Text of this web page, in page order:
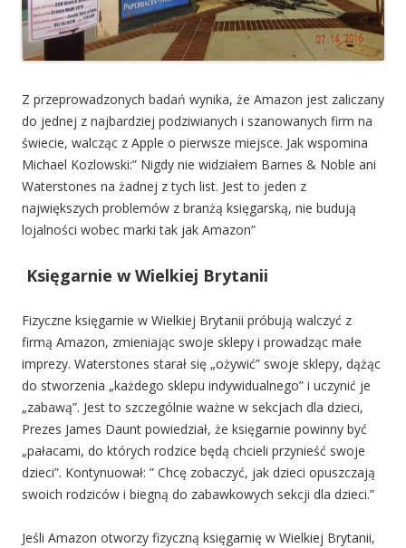
Z przeprowadzonych badań wynika, że Amazon jest zaliczany
do jednej z najbardziej podziwianych i szanowanych firm na
świecie, walcząc z Apple o pierwsze miejsce. Jak wspomina
Michael Kozlowski:” Nigdy nie widziałem Barnes & Noble ani
Waterstones na żadnej z tych list. Jest to jeden z
największych problemów z branżą księgarską, nie budują
lojalności wobec marki tak jak Amazon”
Księgarnie w Wielkiej Brytanii
Fizyczne księgarnie w Wielkiej Brytanii próbują walczyć z
firmą Amazon, zmieniając swoje sklepy i prowadząc małe
imprezy. Waterstones starał się „ożywić” swoje sklepy, dążąc
do stworzenia „każdego sklepu indywidualnego” i uczynić je
„zabawą”. Jest to szczególnie ważne w sekcjach dla dzieci,
Prezes James Daunt powiedział, że księgarnie powinny być
„pałacami, do których rodzice będą chcieli przynieść swoje
dzieci”. Kontynuował: ” Chcę zobaczyć, jak dzieci opuszczają
swoich rodziców i biegną do zabawkowych sekcji dla dzieci.”
Jeśli Amazon otworzy fizyczną księgarnię w Wielkiej Brytanii,